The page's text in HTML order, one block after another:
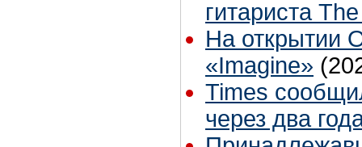
гитариста
На открытии
«Imagine»
Times
через два